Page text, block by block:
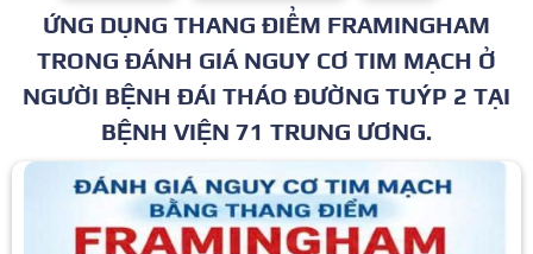
ỨNG DỤNG THANG ĐIỂM FRAMINGHAM
TRONG ĐÁNH GIÁ NGUY CƠ TIM MẠCH Ở
NGƯỜI BỆNH ĐÁI THÁO ĐƯỜNG TUÝP 2 TẠI
BỆNH VIỆN 71 TRUNG ƯƠNG.